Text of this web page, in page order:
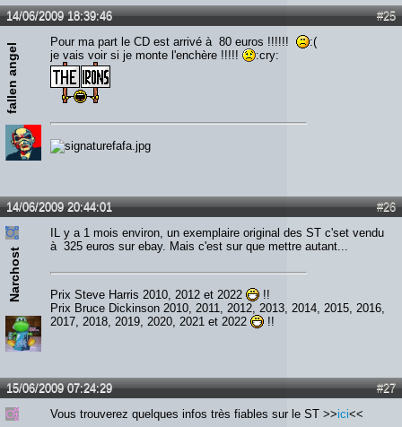
#25
14/06/2009 18:39:46
fallen angel
Pour ma part le CD est arrivé à 80 euros !!!!!!
:(
je vais voir si je monte l'enchère !!!!!
:cry:
#26
14/06/2009 20:44:01
Narchost
IL y a 1 mois environ, un exemplaire original des ST c'set vendu
à 325 euros sur ebay. Mais c'est sur que mettre autant...
Prix Steve Harris 2010, 2012 et 2022
!!
Prix Bruce Dickinson 2010, 2011, 2012, 2013, 2014, 2015, 2016,
2017, 2018, 2019, 2020, 2021 et 2022
!!
#27
15/06/2009 07:24:29
Vous trouverez quelques infos très fiables sur le ST >>ici<<